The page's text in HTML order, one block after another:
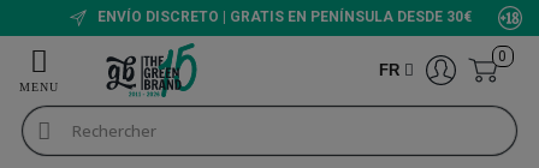
ENVÍO DISCRETO | GRATIS EN PENÍNSULA DESDE 30€
FR
0